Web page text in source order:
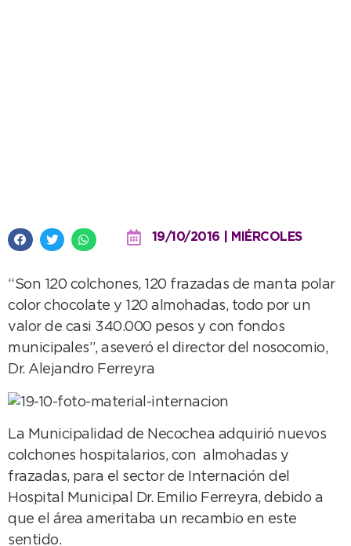
19/10/2016 | MIÉRCOLES
“Son 120 colchones, 120 frazadas de manta polar
color chocolate y 120 almohadas, todo por un
valor de casi 340.000 pesos y con fondos
municipales”, aseveró el director del nosocomio,
Dr. Alejandro Ferreyra
La Municipalidad de Necochea adquirió nuevos
colchones hospitalarios, con almohadas y
frazadas, para el sector de Internación del
Hospital Municipal Dr. Emilio Ferreyra, debido a
que el área ameritaba un recambio en este
sentido.